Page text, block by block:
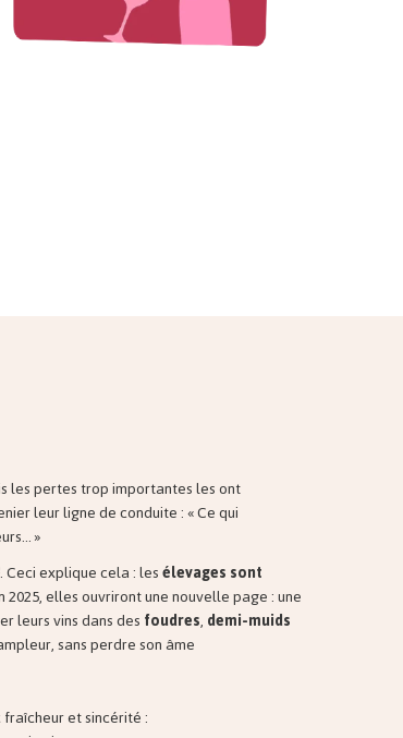
les pertes trop importantes les ont
leur ligne de conduite : «Ce qui
»
Ceci explique cela : lesélevages sont
elles ouvriront une nouvelle page : une
leurs vins dans desfoudres,demi-muids
sans perdre son âme
et sincérité :